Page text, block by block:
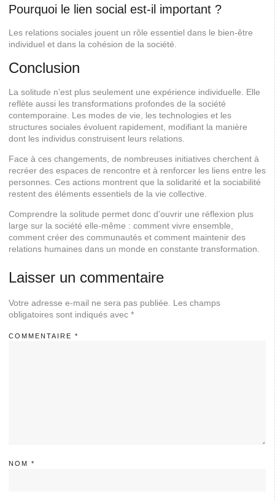
Pourquoi le lien social est-il important ?
Les relations sociales jouent un rôle essentiel dans le bien-être
individuel et dans la cohésion de la société.
Conclusion
La solitude n’est plus seulement une expérience individuelle. Elle
reflète aussi les transformations profondes de la société
contemporaine. Les modes de vie, les technologies et les
structures sociales évoluent rapidement, modifiant la manière
dont les individus construisent leurs relations.
Face à ces changements, de nombreuses initiatives cherchent à
recréer des espaces de rencontre et à renforcer les liens entre les
personnes. Ces actions montrent que la solidarité et la sociabilité
restent des éléments essentiels de la vie collective.
Comprendre la solitude permet donc d’ouvrir une réflexion plus
large sur la société elle-même : comment vivre ensemble,
comment créer des communautés et comment maintenir des
relations humaines dans un monde en constante transformation.
Laisser un commentaire
Votre adresse e-mail ne sera pas publiée.
Les champs
obligatoires sont indiqués avec *
COMMENTAIRE *
NOM *